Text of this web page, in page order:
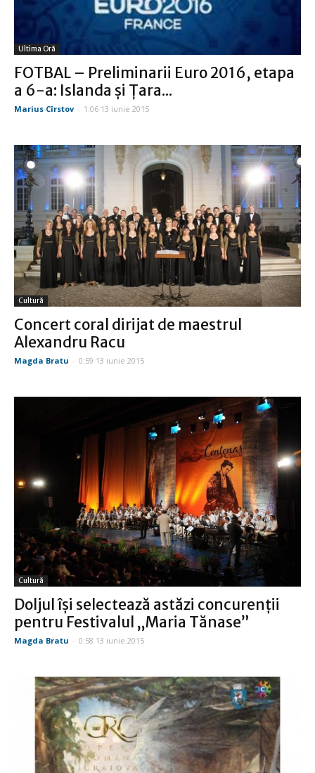
Ultima Oră
FOTBAL – Preliminarii Euro 2016, etapa
a 6-a: Islanda și Țara...
Marius Cîrstov - 1:06 13 iunie 2015
Cultură
Concert coral dirijat de maestrul
Alexandru Racu
Magda Bratu - 0:59 13 iunie 2015
Cultură
Doljul îşi selectează astăzi concurenţii
pentru Festivalul „Maria Tănase”
Magda Bratu - 0:58 13 iunie 2015